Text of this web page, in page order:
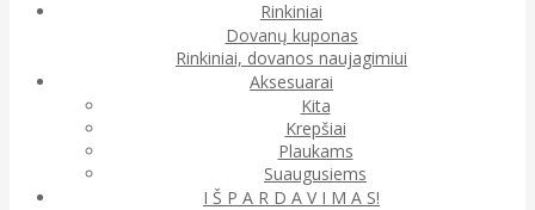
Rinkiniai
Dovanų kuponas
Rinkiniai, dovanos naujagimiui
Aksesuarai
Kita
Krepšiai
Plaukams
Suaugusiems
I Š P A R D A V I M A S!